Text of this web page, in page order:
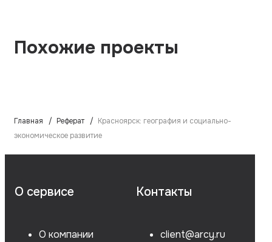
Похожие проекты
Главная Реферат
Красноярск: география и социально-
экономическое развитие
О сервисе
О компании
Контакты
client@arcy.ru